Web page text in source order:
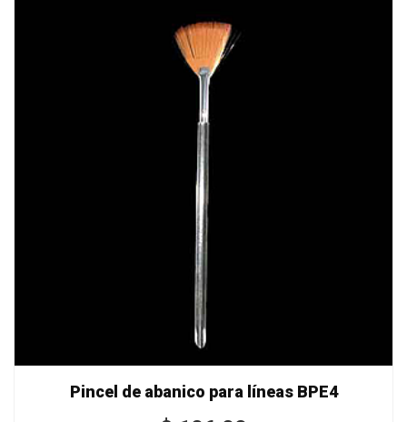
Pincel de abanico para líneas BPE4